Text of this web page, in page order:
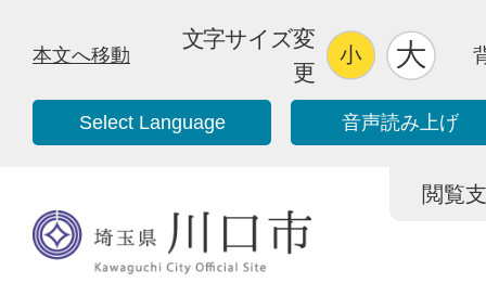
本文へ移動
文字サイズ変
更
Select Language 音声読み上げ
閲覧